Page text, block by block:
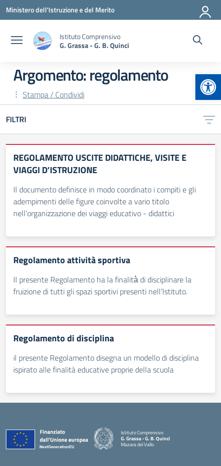
Vai ai contenuti
Vai al menu di navigazione
Vai al footer
Ministero dell'Istruzione e del Merito
Istituto Comprensivo
G. Grassa - G. B. Quinci
Argomento: regolamento
Stampa / Condividi
FILTRI
REGOLAMENTO USCITE DIDATTICHE, VISITE E
VIAGGI D’ISTRUZIONE
Il documento definisce in modo coordinato i compiti e gli
adempimenti delle figure coinvolte a vario titolo
nell’organizzazione dei viaggi educativo - didattici
Regolamento attività sportiva
Il presente Regolamento ha la finalità̀ di disciplinare la
fruizione di tutti gli spazi sportivi presenti nell’Istituto.
Regolamento di disciplina
il presente Regolamento disegna un modello di disciplina
ispirato alle finalità educative proprie della scuola
Istituto Comprensivo
G. Grassa - G. B. Quinci
Mazara del Vallo